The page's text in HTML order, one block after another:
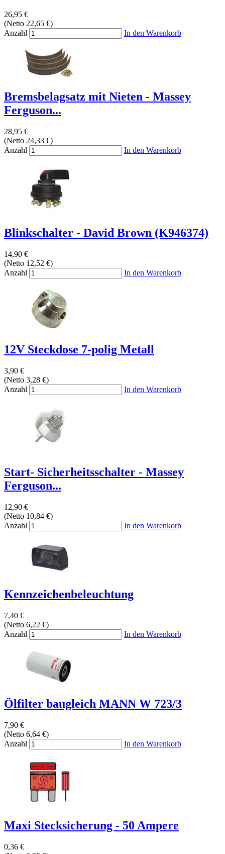
26,95 €
(Netto 22,65 €)
Anzahl
In den Warenkorb
Bremsbelagsatz mit Nieten - Massey
Ferguson...
28,95 €
(Netto 24,33 €)
Anzahl
In den Warenkorb
Blinkschalter - David Brown (K946374)
14,90 €
(Netto 12,52 €)
Anzahl
In den Warenkorb
12V Steckdose 7-polig Metall
3,90 €
(Netto 3,28 €)
Anzahl
In den Warenkorb
Start- Sicherheitsschalter - Massey
Ferguson...
12,90 €
(Netto 10,84 €)
Anzahl
In den Warenkorb
Kennzeichenbeleuchtung
7,40 €
(Netto 6,22 €)
Anzahl
In den Warenkorb
Ölfilter baugleich MANN W 723/3
7,90 €
(Netto 6,64 €)
Anzahl
In den Warenkorb
Maxi Stecksicherung - 50 Ampere
0,36 €